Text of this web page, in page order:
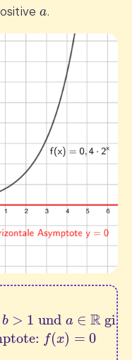
.
1 und a∈R gilt:⇒
f( x = 0